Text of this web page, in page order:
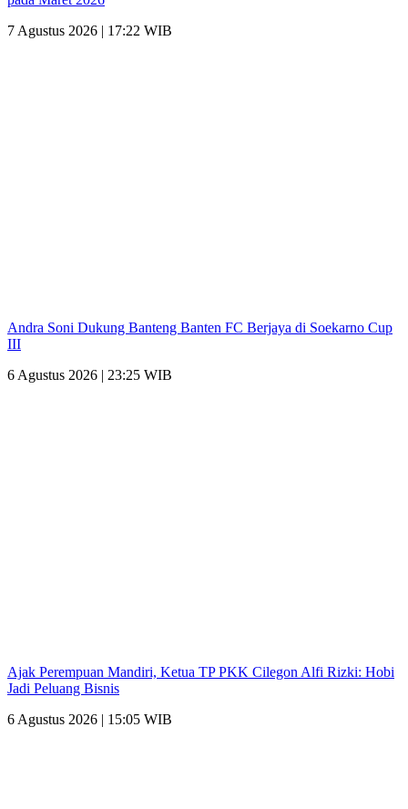
7 Agustus 2026 | 17:22 WIB
Andra Soni Dukung Banteng Banten FC Berjaya di Soekarno Cup
III
6 Agustus 2026 | 23:25 WIB
Ajak Perempuan Mandiri, Ketua TP PKK Cilegon Alfi Rizki: Hobi
Jadi Peluang Bisnis
6 Agustus 2026 | 15:05 WIB